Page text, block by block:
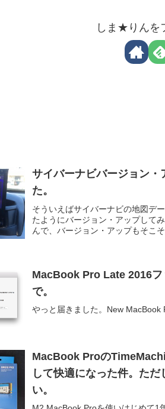
しま★りんを
サイバーナビバージョン
た。
そういえばサイバーナビの地図デ
たようにバージョン・アップして
んで、バージョン・アップもそこ
MacBook Pro Late 2016フ
で。
やっと届きました。New MacBook
MacBook Proの
して快適になった件。た
い。